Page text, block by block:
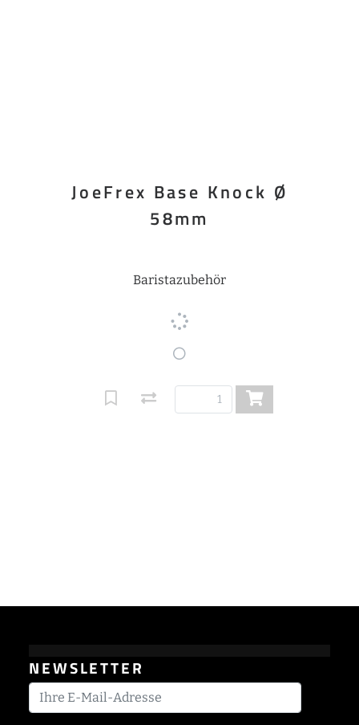
JoeFrex Base Knock Ø
58mm
Baristazubehör
NEWSLETTER